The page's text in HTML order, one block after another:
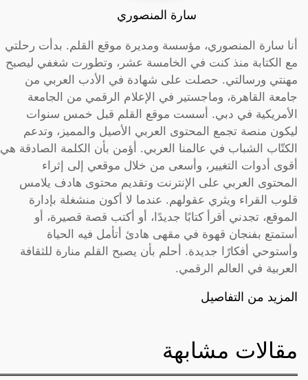
سارة المنصوري
أنا سارة المنصوري، مؤسسة ومديرة موقع القلم. بدأت رحلتي
مع الكتابة منذ كنت في الخامسة عشر، وتطورت شغفي ليصبح
مهنتي ورسالتي. حصلت على شهادة في الأدب العربي من
جامعة القاهرة، وماجستير في الإعلام الرقمي من الجامعة
الأمريكية في دبي. أسست موقع القلم قبل خمس سنوات
ليكون منصة تجمع المحتوى العربي الأصيل والمميز، وتدعم
الكتّاب الشباب في عالمنا العربي. أؤمن بأن الكلمة الصادقة هي
أقوى أدوات التغيير، وأسعى من خلال موقعي إلى إثراء
المحتوى العربي على الإنترنت وتقديم محتوى هادف يلامس
قلوب القراء ويثري عقولهم. عندما لا أكون منشغلة بإدارة
الموقع، تجدني أقرأ كتابًا جديدًا، أو أكتب قصة قصيرة، أو
أستمتع بفنجان قهوة في مقهى هادئ أتأمل فيه الحياة
وأستوحي أفكارًا جديدة. أحلم بأن يصبح القلم منارة للثقافة
العربية في العالم الرقمي.
المزيد من التفاصيل
مقالات مشابهة